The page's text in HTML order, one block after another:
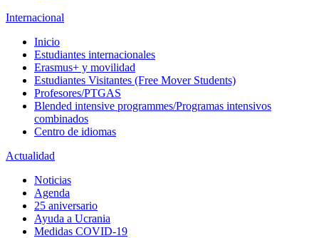
Internacional
Inicio
Estudiantes internacionales
Erasmus+ y movilidad
Estudiantes Visitantes (Free Mover Students)
Profesores/PTGAS
Blended intensive programmes/Programas intensivos
combinados
Centro de idiomas
Actualidad
Noticias
Agenda
25 aniversario
Ayuda a Ucrania
Medidas COVID-19